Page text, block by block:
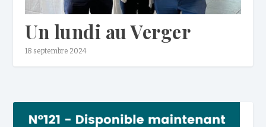
Un lundi au Verger
18 septembre 2024